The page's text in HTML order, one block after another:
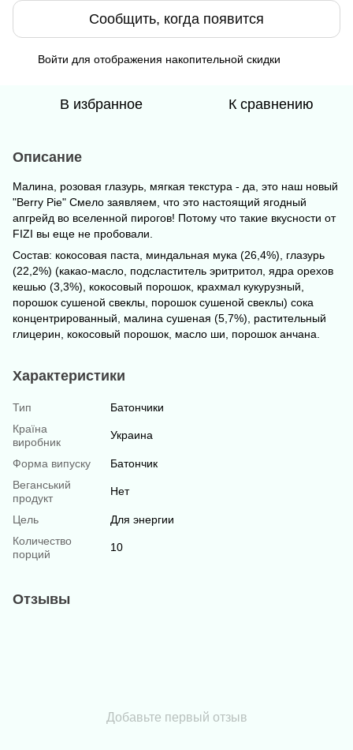
Сообщить, когда появится
Войти для отображения накопительной скидки
В избранное К сравнению
Описание
Малина, розовая глазурь, мягкая текстура - да, это наш новый
"Berry Pie" Смело заявляем, что это настоящий ягодный
апгрейд во вселенной пирогов! Потому что такие вкусности от
FIZI вы еще не пробовали.
Состав: кокосовая паста, миндальная мука (26,4%), глазурь
(22,2%) (какао-масло, подсластитель эритритол, ядра орехов
кешью (3,3%), кокосовый порошок, крахмал кукурузный,
порошок сушеной свеклы, порошок сушеной свеклы) сока
концентрированный, малина сушеная (5,7%), растительный
глицерин, кокосовый порошок, масло ши, порошок анчана.
Характеристики
Тип
Батончики
Країна
виробник
Украина
Форма випуску
Батончик
Веганський
продукт
Нет
Цель
Для энергии
Количество
порций
10
Отзывы
Добавьте первый отзыв